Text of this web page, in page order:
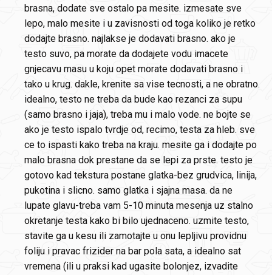
brasna, dodate sve ostalo pa mesite. izmesate sve
lepo, malo mesite i u zavisnosti od toga koliko je retko
dodajte brasno. najlakse je dodavati brasno. ako je
testo suvo, pa morate da dodajete vodu imacete
gnjecavu masu u koju opet morate dodavati brasno i
tako u krug. dakle, krenite sa vise tecnosti, a ne obratno.
idealno, testo ne treba da bude kao rezanci za supu
(samo brasno i jaja), treba mu i malo vode. ne bojte se
ako je testo ispalo tvrdje od, recimo, testa za hleb. sve
ce to ispasti kako treba na kraju. mesite ga i dodajte po
malo brasna dok prestane da se lepi za prste. testo je
gotovo kad tekstura postane glatka-bez grudvica, linija,
pukotina i slicno. samo glatka i sjajna masa. da ne
lupate glavu-treba vam 5-10 minuta mesenja uz stalno
okretanje testa kako bi bilo ujednaceno. uzmite testo,
stavite ga u kesu ili zamotajte u onu lepljivu providnu
foliju i pravac frizider na bar pola sata, a idealno sat
vremena (ili u praksi kad ugasite bolonjez, izvadite